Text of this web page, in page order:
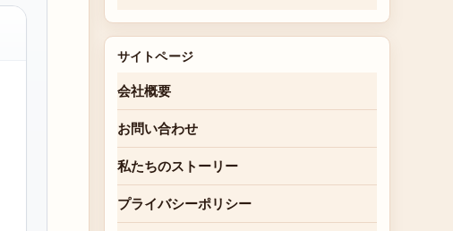
サイトページ
会社概要
お問い合わせ
私たちのストーリー
プライバシーポリシー